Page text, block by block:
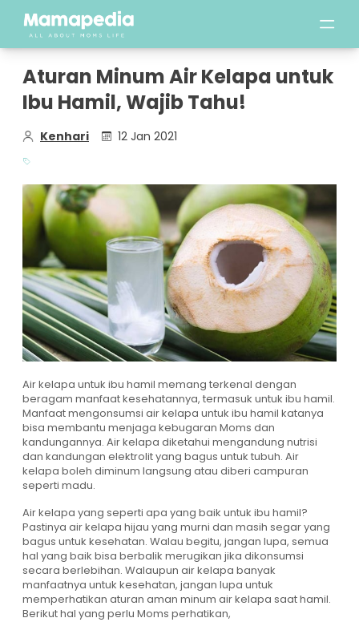
Aturan Minum Air Kelapa untuk
Ibu Hamil, Wajib Tahu!
Kenhari 12 Jan 2021
Air kelapa untuk ibu hamil memang terkenal dengan
beragam manfaat kesehatannya, termasuk untuk ibu hamil.
Manfaat mengonsumsi air kelapa untuk ibu hamil katanya
bisa membantu menjaga kebugaran Moms dan
kandungannya. Air kelapa diketahui mengandung nutrisi
dan kandungan elektrolit yang bagus untuk tubuh. Air
kelapa boleh diminum langsung atau diberi campuran
seperti madu.
Air kelapa yang seperti apa yang baik untuk ibu hamil?
Pastinya air kelapa hijau yang murni dan masih segar yang
bagus untuk kesehatan. Walau begitu, jangan lupa, semua
hal yang baik bisa berbalik merugikan jika dikonsumsi
secara berlebihan. Walaupun air kelapa banyak
manfaatnya untuk kesehatan, jangan lupa untuk
memperhatikan aturan aman minum air kelapa saat hamil.
Berikut hal yang perlu Moms perhatikan,